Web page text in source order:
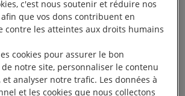
Plus encore, il doit ouvrir les
toutes les femmes, dans les mêmes
couples de sexes différents.
c'est nous soutenir et réduire nos
que vos dons contribuent en
contre les atteintes aux droits humains
cookies pour assurer le bon
notre site, personnaliser le contenu
analyser notre trafic. Les données à
et les cookies que nous collectons